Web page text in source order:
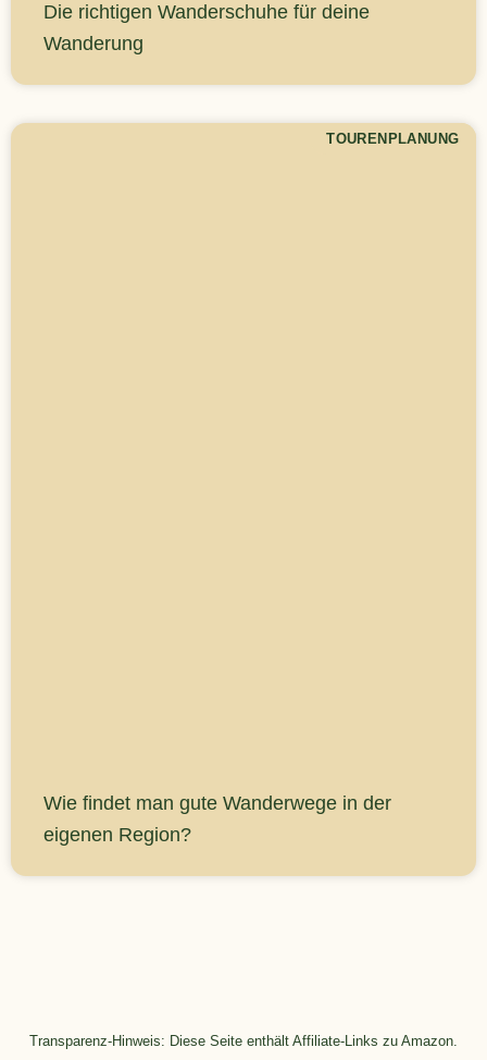
Die richtigen Wanderschuhe für deine
Wanderung
TOURENPLANUNG
Wie findet man gute Wanderwege in der
eigenen Region?
Transparenz-Hinweis: Diese Seite enthält Affiliate-Links zu Amazon.